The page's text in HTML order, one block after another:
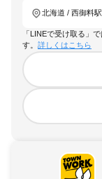
北海道 / 西御料駅
「LINEで受け取る」
す。 詳しくはこちら